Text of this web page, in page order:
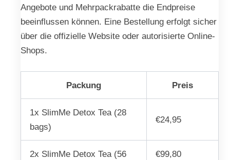
Angebote und Mehrpackrabatte die Endpreise
beeinflussen können. Eine Bestellung erfolgt sicher
über die offizielle Website oder autorisierte Online-
Shops.
Packung Preis
1x SlimMe Detox Tea (28
bags)
€24,95
2x SlimMe Detox Tea (56
€99,80